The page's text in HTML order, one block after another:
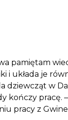
pamiętam
i układa je
dziewcząt w
kończy pracę.
pracy z